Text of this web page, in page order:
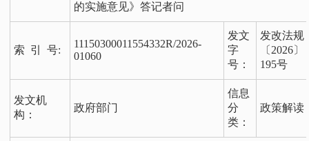
的实施意见》答记者问
索 引 号:
11150300011554332R/2026-
01060
发文
字
号：
发改法规
〔2026〕
195号
发文机
构：
政府部门
信息
分
类：
政策解读